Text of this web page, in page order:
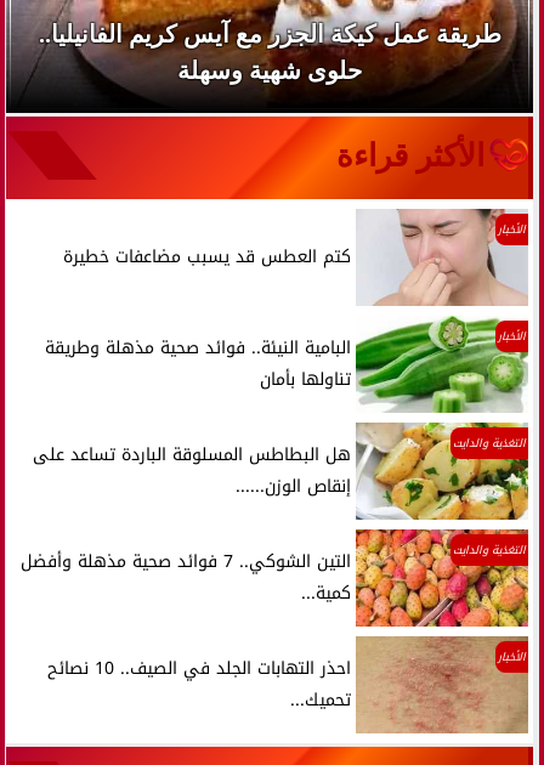
طريقة عمل كيكة الجزر مع آيس كريم الفانيليا..
حلوى شهية وسهلة
الأكثر قراءة
الأخبار
كتم العطس قد يسبب مضاعفات خطيرة
الأخبار
البامية النيئة.. فوائد صحية مذهلة وطريقة
تناولها بأمان
التغذية والدايت
هل البطاطس المسلوقة الباردة تساعد على
إنقاص الوزن......
التغذية والدايت
التين الشوكي.. 7 فوائد صحية مذهلة وأفضل
كمية...
الأخبار
احذر التهابات الجلد في الصيف.. 10 نصائح
تحميك...